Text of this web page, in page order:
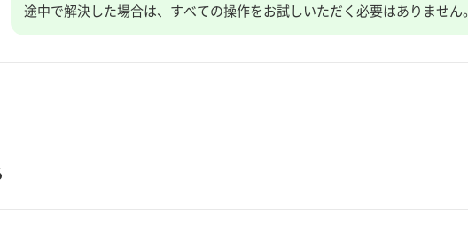
途中で解決した場合は、すべての操作をお試しいただく必要はありません。